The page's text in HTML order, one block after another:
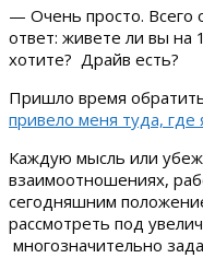
— Очень просто. Всего
ответ: живете ли вы на
хотите? Драйв есть?
Пришло время
привело меня туда, где
Каждую мысль или
взаимоотношениях,
сегодняшним
рассмотреть под
многозначительно